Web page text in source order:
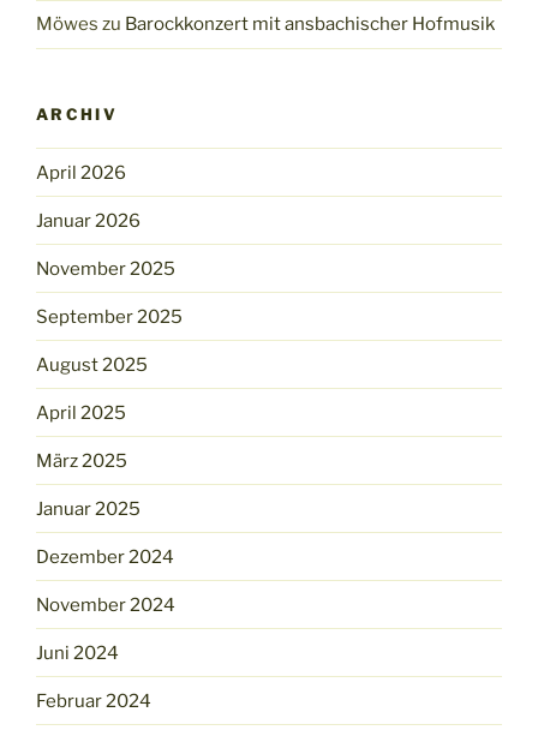
Möwes zu Barockkonzert mit ansbachischer Hofmusik
ARCHIV
April 2026
Januar 2026
November 2025
September 2025
August 2025
April 2025
März 2025
Januar 2025
Dezember 2024
November 2024
Juni 2024
Februar 2024